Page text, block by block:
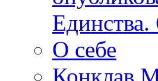
О себе